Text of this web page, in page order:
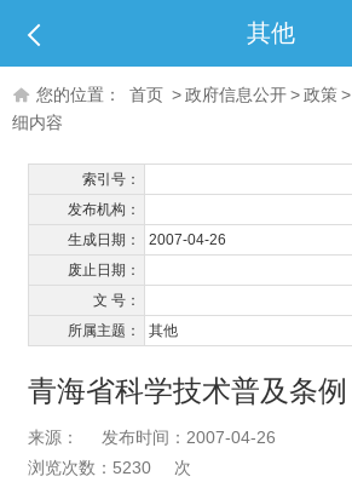
其他
您的位置： 首页 >政府信息公开>政策>
细内容
索引号：
发布机构：
生成日期：
2007-04-26
废止日期：
文 号：
所属主题：
其他
青海省科学技术普及条例
来源：
发布时间：2007-04-26
浏览次数： 5230 次